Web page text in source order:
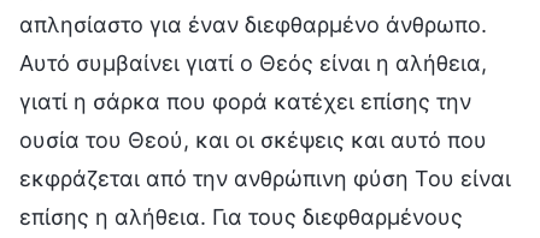
απλησίαστο για έναν διεφθαρμένο άνθρωπο.
Αυτό συμβαίνει γιατί ο Θεός είναι η αλήθεια,
γιατί η σάρκα που φορά κατέχει επίσης την
ουσία του Θεού, και οι σκέψεις και αυτό που
εκφράζεται από την ανθρώπινη φύση Του είναι
επίσης η αλήθεια. Για τους διεφθαρμένους